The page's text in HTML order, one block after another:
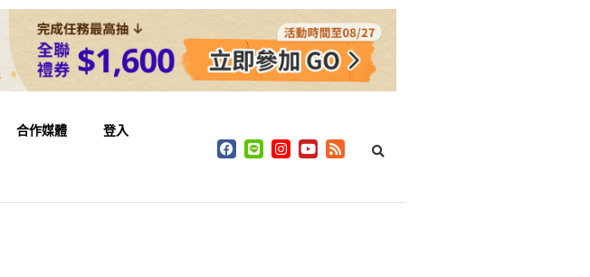
合作媒體 登入